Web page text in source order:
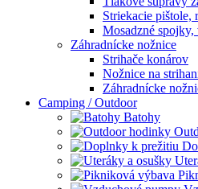
Striekacie pištole,
Mosadzné
Záhradnícke nožnice
Strihače konárov
Nožnice na
Záhradnícke
Camping / Outdoor
Batohy